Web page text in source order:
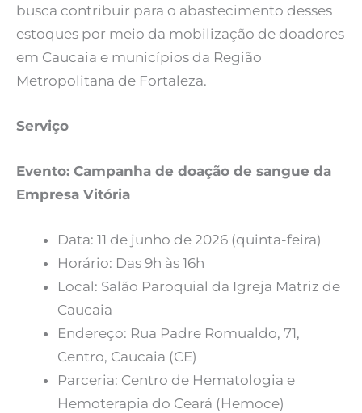
busca contribuir para o abastecimento desses
estoques por meio da mobilização de doadores
em Caucaia e municípios da Região
Metropolitana de Fortaleza.
Serviço
Evento: Campanha de doação de sangue da
Empresa Vitória
Data: 11 de junho de 2026 (quinta-feira)
Horário: Das 9h às 16h
Local: Salão Paroquial da Igreja Matriz de
Caucaia
Endereço: Rua Padre Romualdo, 71,
Centro, Caucaia (CE)
Parceria: Centro de Hematologia e
Hemoterapia do Ceará (Hemoce)